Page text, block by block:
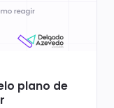
plano de